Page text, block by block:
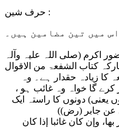
حرف شین :
اس میں تین مضامین ہیں۔
اکرم (صلی اللہ علیہ وآلہ
کا زیادہ حقدار ہے۔ وہ
گا خواہ وہ غائب ہو ،
دونوں کا راستہ ایک
عن جابر (رض))
بها، وإن كان غائبا إذا كان